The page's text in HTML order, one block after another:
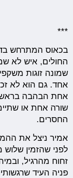
***
בכאוס המתרחש
החולים, איש לא
שמונה זוגות
אחד. גם הוא לא
אחת הבהבה
שורה אחת או
החסרים.
אמיר ניצל את
לפני שהזמין שלוש
זחוח מהרגיל,
פניה העיד